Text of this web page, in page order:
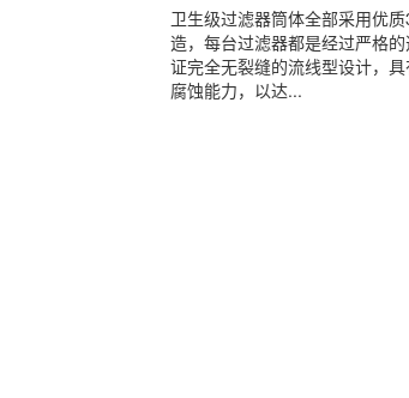
卫生级过滤器筒体全部采用优
造，每台过滤器都是经过严格
证完全无裂缝的流线型设计，
腐蚀能力，以达...